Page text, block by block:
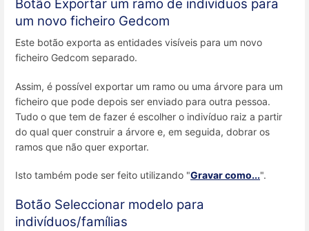
Botão Exportar um ramo de indivíduos para
um novo ficheiro Gedcom
Este botão exporta as entidades visíveis para um novo
ficheiro Gedcom separado.
Assim, é possível exportar um ramo ou uma árvore para um
ficheiro que pode depois ser enviado para outra pessoa.
Tudo o que tem de fazer é escolher o indivíduo raiz a partir
do qual quer construir a árvore e, em seguida, dobrar os
ramos que não quer exportar.
Isto também pode ser feito utilizando "Gravar como...".
Botão Seleccionar modelo para
indivíduos/famílias